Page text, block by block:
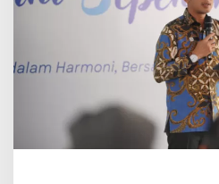
P
r
o
g
a
m
C